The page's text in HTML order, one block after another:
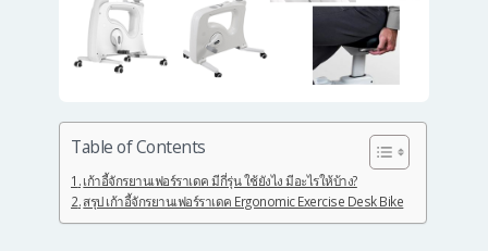
Table of Contents
เก้าอี้จักรยานเฟอร์ราเดค มีกี่รุ่น ใช้ยังไง มีอะไรให้บ้าง?
สรุป เก้าอี้จักรยานเฟอร์ราเดค Ergonomic Exercise Desk Bike